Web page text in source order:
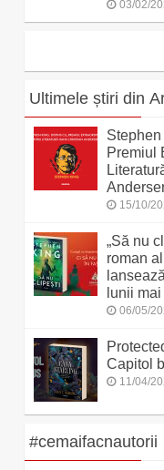
03/02/
Ultimele știri din
Premiul
15/10/
„Să nu
roman
lunii mai
06/05/
Capitol
11/04/
#cemaifacnautorii